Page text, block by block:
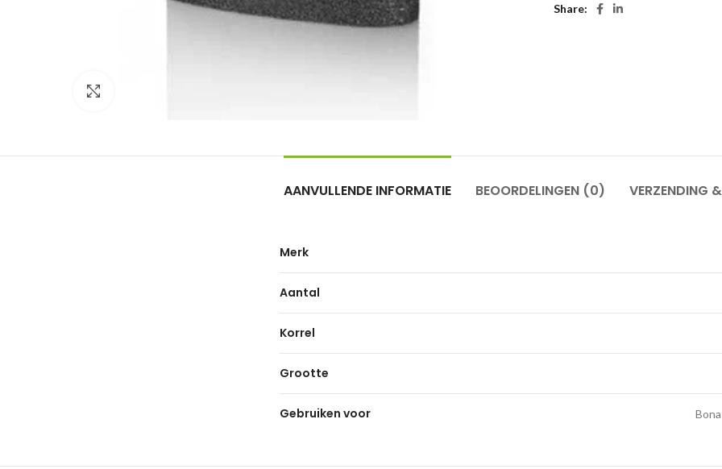
Share
AANVULLENDE INFORMATIE BEOORDELINGEN (0) VERZENDING
Merk
Aantal
Korrel
Grootte
Gebruiken voor